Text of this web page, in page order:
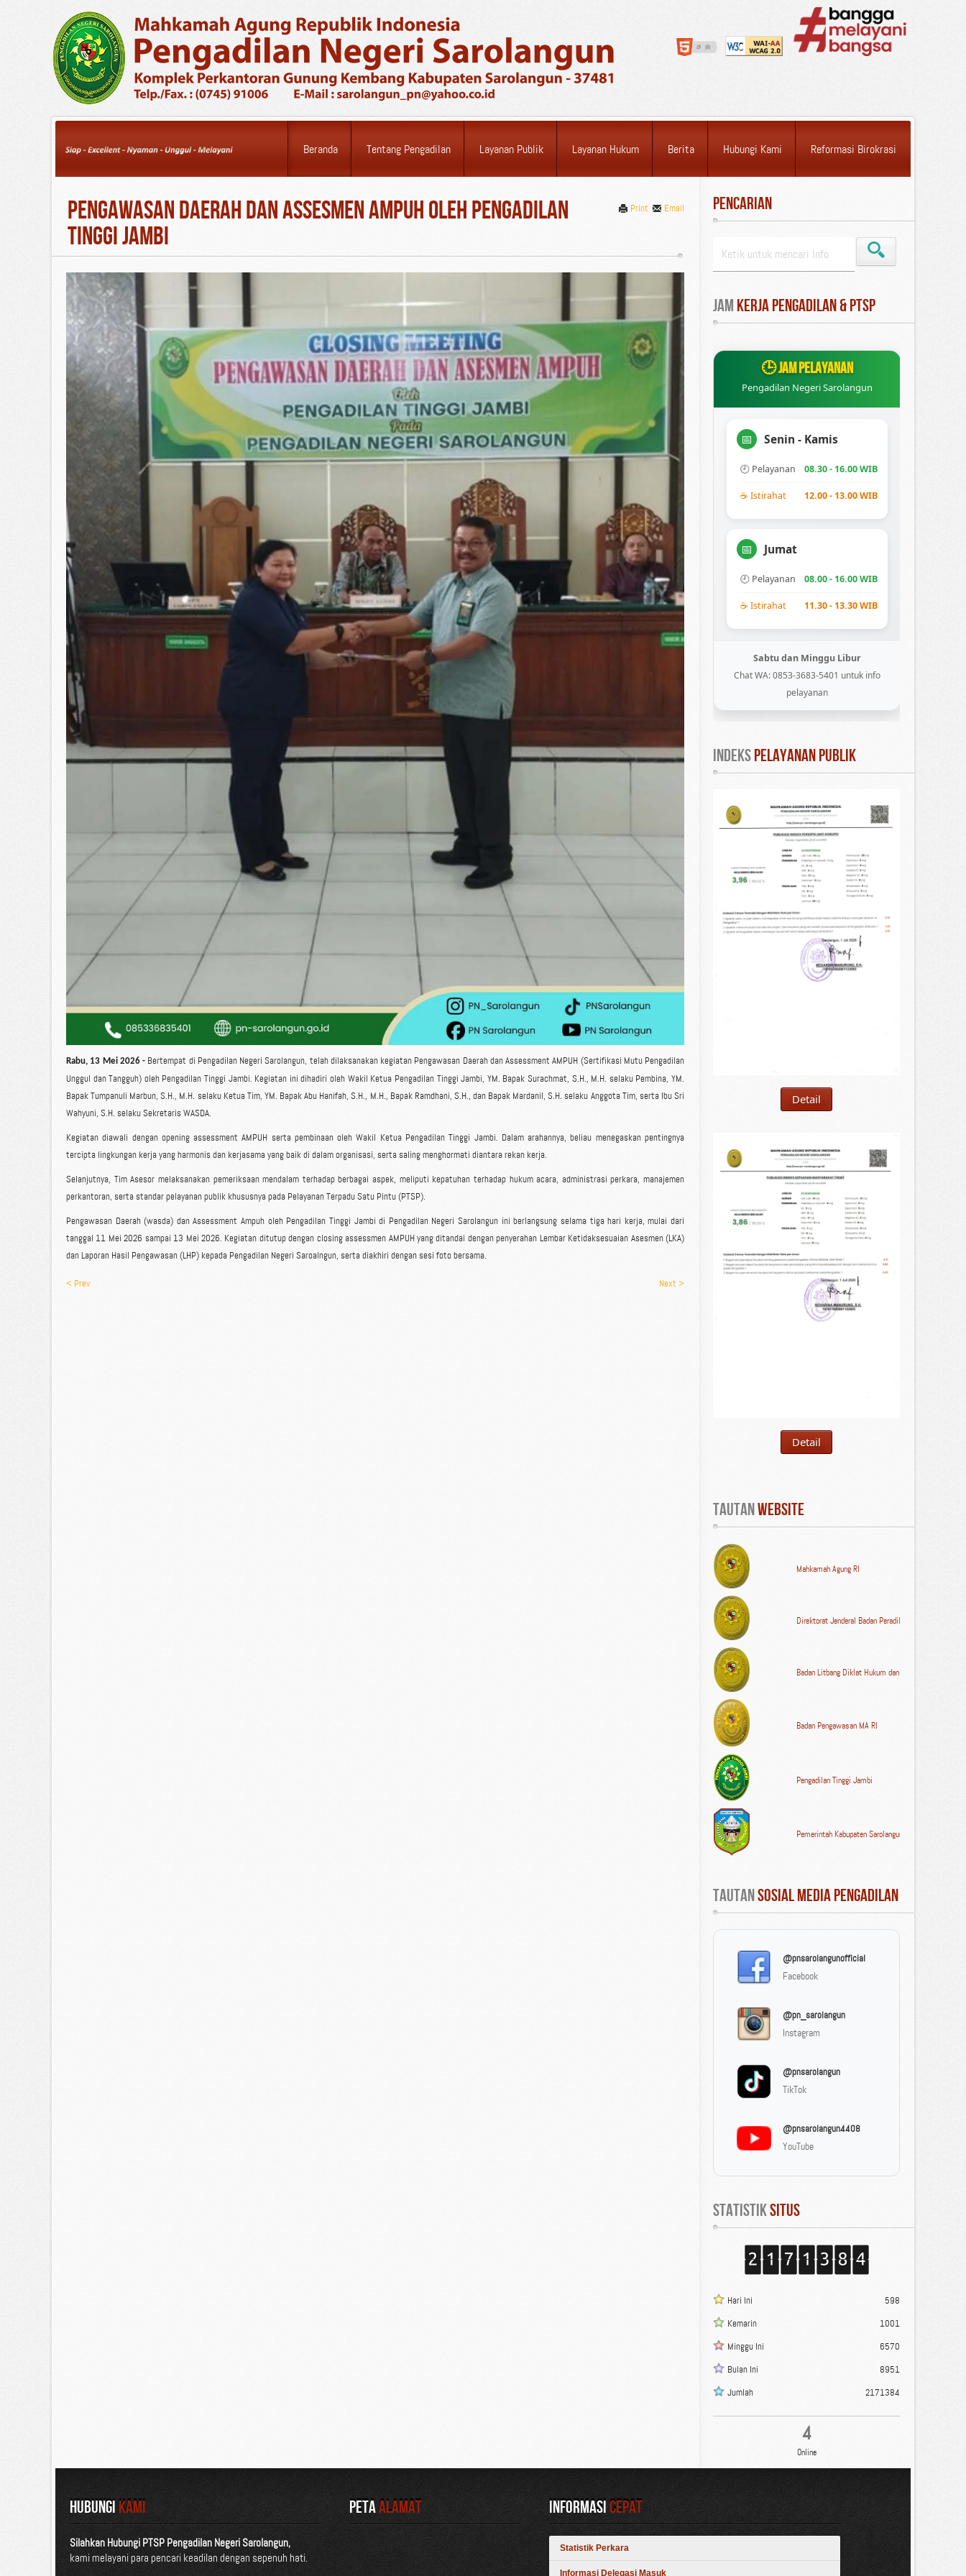
Beranda Tentang Pengadilan Layanan Publik Layanan Hukum Berita Hubungi Kami Reformasi Birokrasi
Email
Print
Pengawasan Daerah dan Assesmen AMPUH oleh Pengadilan
Tinggi Jambi
Rabu, 13 Mei 2026 - Bertempat di Pengadilan Negeri Sarolangun, telah dilaksanakan kegiatan Pengawasan Daerah dan Assessment AMPUH (Sertifikasi Mutu Pengadilan
Unggul dan Tangguh) oleh Pengadilan Tinggi Jambi. Kegiatan ini dihadiri oleh Wakil Ketua Pengadilan Tinggi Jambi, YM. Bapak Surachmat, S.H., M.H. selaku Pembina, YM.
Bapak Tumpanuli Marbun, S.H., M.H. selaku Ketua Tim, YM. Bapak Abu Hanifah, S.H., M.H., Bapak Ramdhani, S.H., dan Bapak Mardanil, S.H. selaku Anggota Tim, serta Ibu Sri
Wahyuni, S.H. selaku Sekretaris WASDA.
Kegiatan diawali dengan opening assessment AMPUH serta pembinaan oleh Wakil Ketua Pengadilan Tinggi Jambi. Dalam arahannya, beliau menegaskan pentingnya
tercipta lingkungan kerja yang harmonis dan kerjasama yang baik di dalam organisasi, serta saling menghormati diantara rekan kerja.
Selanjutnya, Tim Asesor melaksanakan pemeriksaan mendalam terhadap berbagai aspek, meliputi kepatuhan terhadap hukum acara, administrasi perkara, manajemen
perkantoran, serta standar pelayanan publik khususnya pada Pelayanan Terpadu Satu Pintu (PTSP).
Pengawasan Daerah (wasda) dan Assessment Ampuh oleh Pengadilan Tinggi Jambi di Pengadilan Negeri Sarolangun ini berlangsung selama tiga hari kerja, mulai dari
tanggal 11 Mei 2026 sampai 13 Mei 2026. Kegiatan ditutup dengan closing assessmen AMPUH yang ditandai dengan penyerahan Lembar Ketidaksesuaian Asesmen (LKA)
dan Laporan Hasil Pengawasan (LHP) kepada Pengadilan Negeri Saroalngun, serta diakhiri dengan sesi foto bersama.
< Prev Next >
Pencarian
Jam Kerja Pengadilan & PTSP
🕒 JAM PELAYANAN
Pengadilan Negeri Sarolangun
📅 Senin - Kamis
🕘 Pelayanan 08.30 - 16.00 WIB
☕ Istirahat 12.00 - 13.00 WIB
📅 Jumat
🕘 Pelayanan 08.00 - 16.00 WIB
☕ Istirahat 11.30 - 13.30 WIB
Sabtu dan Minggu Libur
Chat WA: 0853-3683-5401 untuk info
pelayanan
INDEKS PELAYANAN PUBLIK
Detail
Detail
Tautan WEBSITE
Mahkamah Agung RI
Direktorat Jenderal Badan Peradilan Umum MA RI
Badan Litbang Diklat Hukum dan Peradilan MA RI
Badan Pengawasan MA RI
Pengadilan Tinggi Jambi
Pemerintah Kabupaten Sarolangun
Tautan Sosial Media Pengadilan
@pnsarolangunofficial
Facebook
@pn_sarolangun
Instagram
@pnsarolangun
TikTok
@pnsarolangun4408
YouTube
Statistik Situs
Hari Ini
598
Kemarin
1001
Minggu Ini
6570
Bulan Ini
8951
Jumlah
2171384
4
Online
HUBUNGI KAMI
Silahkan Hubungi PTSP Pengadilan Negeri Sarolangun,
kami melayani para pencari keadilan dengan sepenuh hati.
PetaAlamat InformasiCepat
Statistik Perkara
Informasi Delegasi Masuk